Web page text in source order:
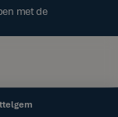
met de